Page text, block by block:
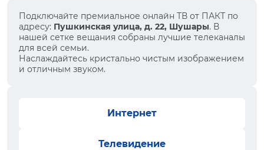
Подключайте премиальное онлайн ТВ от ПАКТ по
адресу: Пушкинская улица, д. 22, Шушары. В
нашей сетке вещания собраны лучшие телеканалы
для всей семьи.
Наслаждайтесь кристально чистым изображением
и отличным звуком.
Интернет
Телевидение